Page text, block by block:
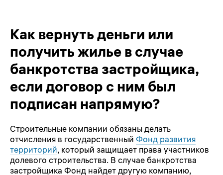
Как вернуть деньги или
получить жилье в случае
банкротства застройщика,
если договор с ним был
подписан напрямую?
Строительные компании обязаны делать
отчисления в государственный Фонд развития
территорий, который защищает права участников
долевого строительства. В случае банкротства
застройщика Фонд найдет другую компанию,